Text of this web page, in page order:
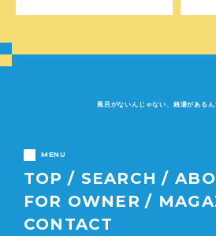
風呂がないんじゃない、銭湯があるん
MENU
TOP SEARCH
FOR OWNER
CONTACT